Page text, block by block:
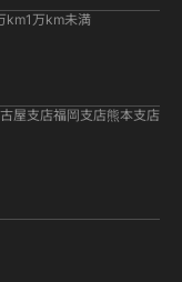
km1万km未満
屋支店福岡支店熊本支店